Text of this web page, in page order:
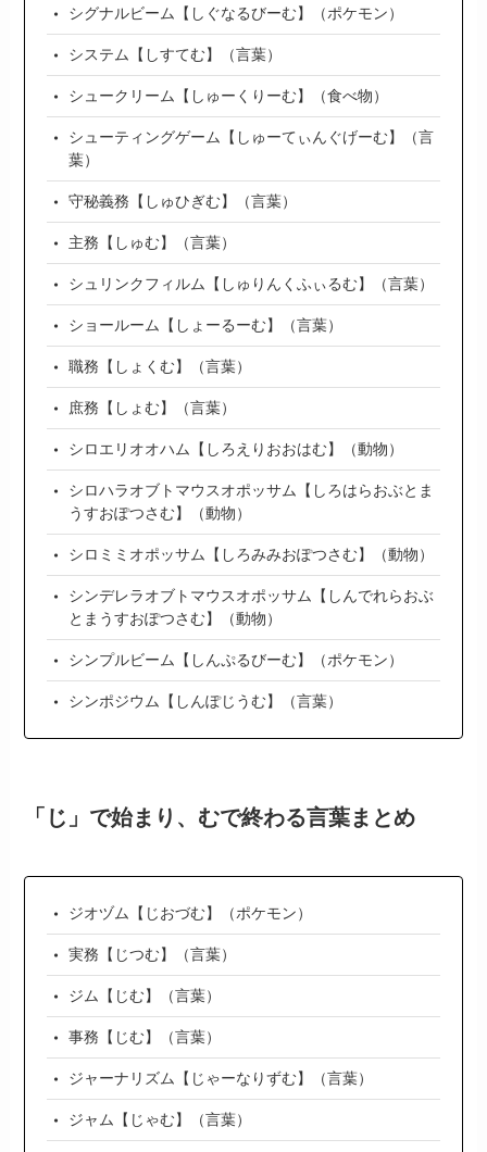
シグナルビーム【しぐなるびーむ】（ポケモン）
システム【しすてむ】（言葉）
シュークリーム【しゅーくりーむ】（食べ物）
シューティングゲーム【しゅーてぃんぐげーむ】（言
葉）
守秘義務【しゅひぎむ】（言葉）
主務【しゅむ】（言葉）
シュリンクフィルム【しゅりんくふぃるむ】（言葉）
ショールーム【しょーるーむ】（言葉）
職務【しょくむ】（言葉）
庶務【しょむ】（言葉）
シロエリオオハム【しろえりおおはむ】（動物）
シロハラオブトマウスオポッサム【しろはらおぶとま
うすおぽつさむ】（動物）
シロミミオポッサム【しろみみおぽつさむ】（動物）
シンデレラオブトマウスオポッサム【しんでれらおぶ
とまうすおぽつさむ】（動物）
シンプルビーム【しんぷるびーむ】（ポケモン）
シンポジウム【しんぽじうむ】（言葉）
「じ」で始まり、むで終わる言葉まとめ
ジオヅム【じおづむ】（ポケモン）
実務【じつむ】（言葉）
ジム【じむ】（言葉）
事務【じむ】（言葉）
ジャーナリズム【じゃーなりずむ】（言葉）
ジャム【じゃむ】（言葉）